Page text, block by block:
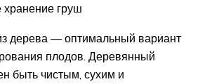
хранение груш
дерева — оптимальный вариант
плодов. Деревянный
быть чистым, сухим и